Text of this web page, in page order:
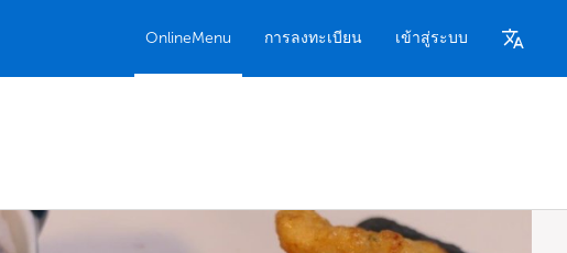
OnlineMenu การลงทะเบียน เข้าสู่ระบบ